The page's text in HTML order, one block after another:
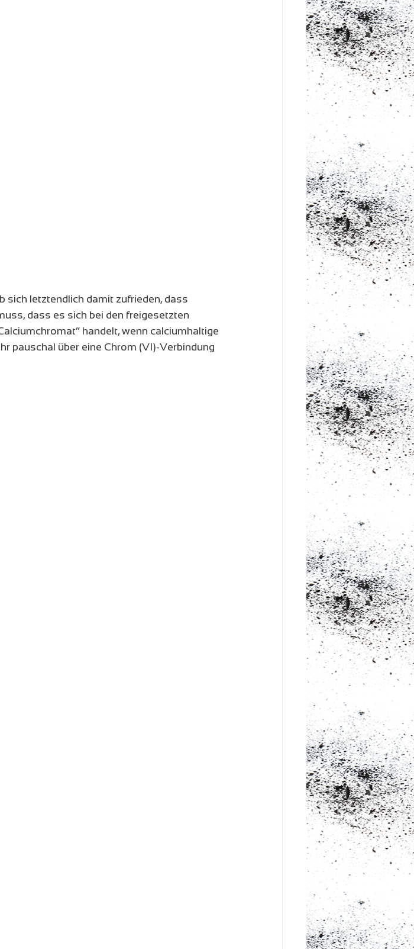
sich letztendlich damit zufrieden, dass
dass es sich bei den freigesetzten
handelt, wenn calciumhaltige
pauschal über eine Chrom (VI)-Verbindung